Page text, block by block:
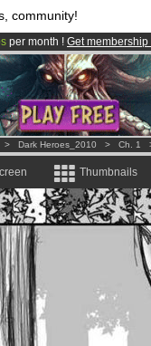
community!
per month ! Get membership
& mangas!.
> Dark Heroes_2010 > Ch. 1
Thumbnails